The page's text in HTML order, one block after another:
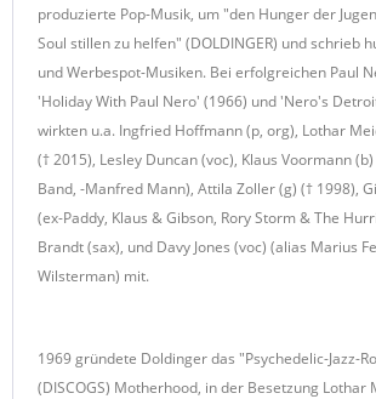
produzierte Pop-Musik, um "den Hunger der
Soul stillen zu helfen" (DOLDINGER) und schrieb
und Werbespot-Musiken. Bei erfolgreichen Paul
'Holiday With Paul Nero' (1966) und 'Nero's
wirkten u.a. Ingfried Hoffmann (p, org), Lothar
(† 2015), Lesley Duncan (voc), Klaus Voormann
Band, -Manfred Mann), Attila Zoller (g) († 1998),
(ex-Paddy, Klaus & Gibson, Rory Storm & The
Brandt (sax), und Davy Jones (voc) (alias Marius
Wilsterman) mit.
1969 gründete Doldinger das "Psychedelic-Jazz-
(DISCOGS) Motherhood, in der Besetzung Lothar